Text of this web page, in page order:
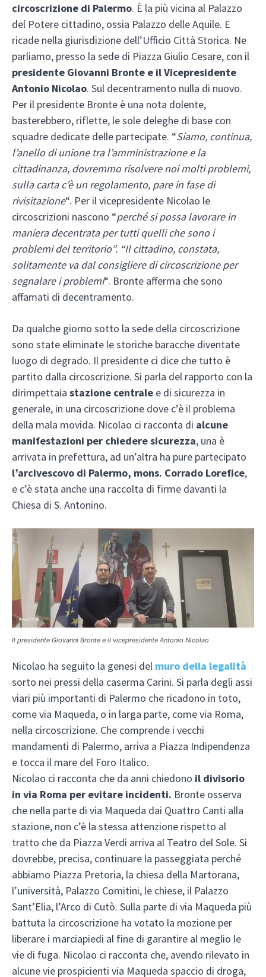
circoscrizione di Palermo. È la più vicina al Palazzo
del Potere cittadino, ossia Palazzo delle Aquile. E
ricade nella giurisdizione dell’Ufficio Città Storica. Ne
parliamo, presso la sede di Piazza Giulio Cesare, con il
presidente Giovanni Bronte e il Vicepresidente
Antonio Nicolao. Sul decentramento nulla di nuovo.
Per il presidente Bronte è una nota dolente,
basterebbero, riflette, le sole deleghe di base con
squadre dedicate delle partecipate. “Siamo, continua,
l’anello di unione tra l’amministrazione e la
cittadinanza, dovremmo risolvere noi molti problemi,
sulla carta c’è un regolamento, pare in fase di
rivisitazione“. Per il vicepresidente Nicolao le
circoscrizioni nascono “perché si possa lavorare in
maniera decentrata per tutti quelli che sono i
problemi del territorio”. “Il cittadino, constata,
solitamente va dal consigliere di circoscrizione per
segnalare i problemi“. Bronte afferma che sono
affamati di decentramento.
Da qualche giorno sotto la sede della circoscrizione
sono state eliminate le storiche baracche diventate
luogo di degrado. Il presidente ci dice che tutto è
partito dalla circoscrizione. Si parla del rapporto con la
dirimpettaia stazione centrale e di sicurezza in
generale, in una circoscrizione dove c’è il problema
della mala movida. Nicolao ci racconta di alcune
manifestazioni per chiedere sicurezza, una è
arrivata in prefettura, ad un’altra ha pure partecipato
l’arcivescovo di Palermo, mons. Corrado Lorefice,
e c’è stata anche una raccolta di firme davanti la
Chiesa di S. Antonino.
Il presidente Giovanni Bronte e il vicepresidente Antonio Nicolao
Nicolao ha seguito la genesi del muro della legalità
sorto nei pressi della caserma Carini. Si parla degli assi
viari più importanti di Palermo che ricadono in toto,
come via Maqueda, o in larga parte, come via Roma,
nella circoscrizione. Che comprende i vecchi
mandamenti di Palermo, arriva a Piazza Indipendenza
e tocca il mare del Foro Italico.
Nicolao ci racconta che da anni chiedono il divisorio
in via Roma per evitare incidenti. Bronte osserva
che nella parte di via Maqueda dai Quattro Canti alla
stazione, non c’è la stessa attenzione rispetto al
tratto che da Piazza Verdi arriva al Teatro del Sole. Si
dovrebbe, precisa, continuare la passeggiata perché
abbiamo Piazza Pretoria, la chiesa della Martorana,
l’università, Palazzo Comitini, le chiese, il Palazzo
Sant’Elia, l’Arco di Cutò. Sulla parte di via Maqueda più
battuta la circoscrizione ha votato la mozione per
liberare i marciapiedi al fine di garantire al meglio le
vie di fuga. Nicolao ci racconta che, avendo rilevato in
alcune vie prospicienti via Maqueda spaccio di droga,